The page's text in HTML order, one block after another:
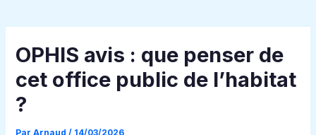
OPHIS avis : que penser de
cet office public de l’habitat
?